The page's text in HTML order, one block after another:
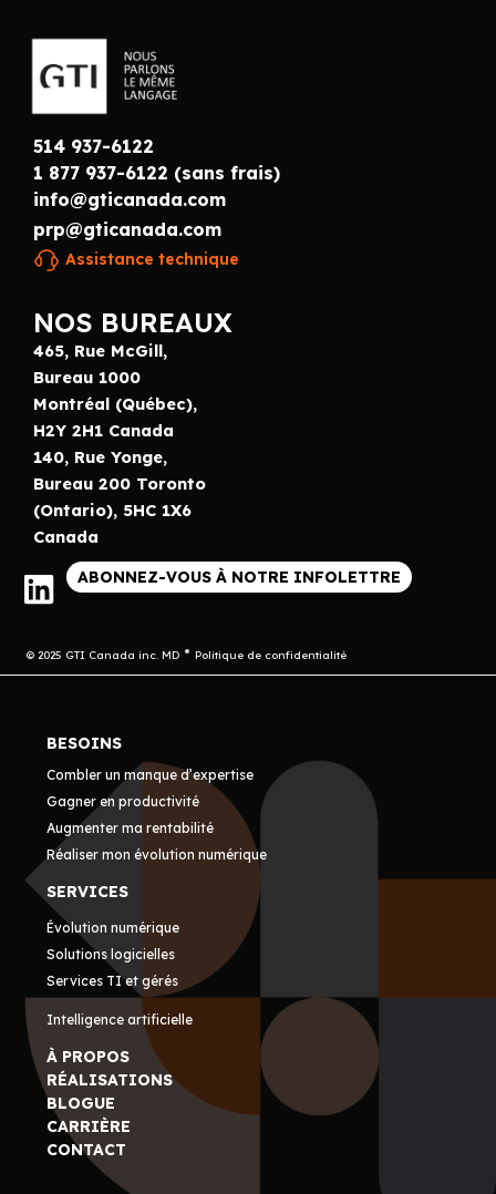
514 937-6122
1 877 937-6122 (sans frais)
info@gticanada.com
prp@gticanada.com
Assistance technique
NOS BUREAUX
465, Rue McGill,
Bureau 1000
Montréal (Québec),
H2Y 2H1 Canada
140, Rue Yonge,
Bureau 200 Toronto
(Ontario), 5HC 1X6
Canada
ABONNEZ-VOUS À NOTRE INFOLETTRE
© 2025 GTI Canada inc. MD Politique de confidentialité
BESOINS
Combler un manque d’expertise
Gagner en productivité
Augmenter ma rentabilité
Réaliser mon évolution numérique
SERVICES
Évolution numérique
Solutions logicielles
Services TI et gérés
Intelligence artificielle
À PROPOS
RÉALISATIONS
BLOGUE
CARRIÈRE
CONTACT